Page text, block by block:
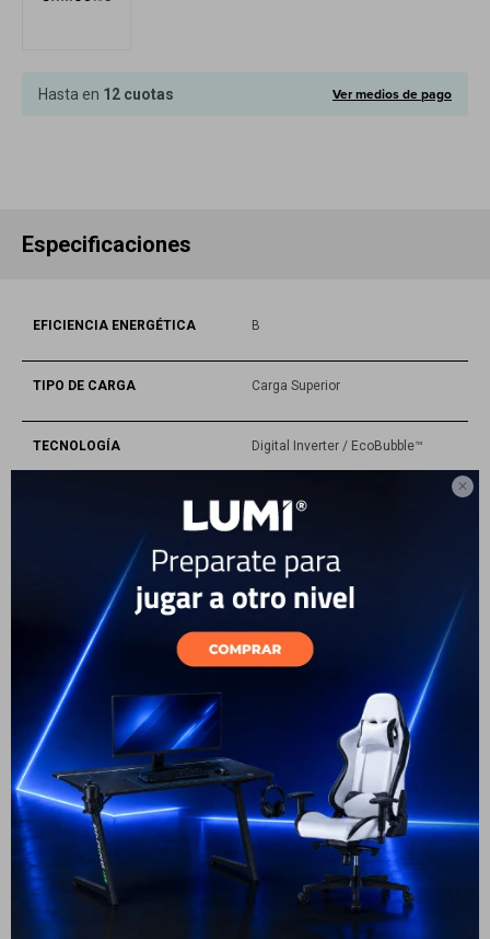

Hasta en 12 cuotas Ver medios de pago
Especificaciones
EFICIENCIA ENERGÉTICA B
TIPO DE CARGA Carga Superior
TECNOLOGÍA Digital Inverter / EcoBubble™
DIMENSIONES (HXWXD) 857 x 540 x 568 mm
28 kg
TIPO DE DISPLAY
EXPRESS WASH TIME
SELECTOR TÁCTIL
TECNOLOGÍA ECO BUBBLE™ Sí
SONIDO / ALARMA OFF